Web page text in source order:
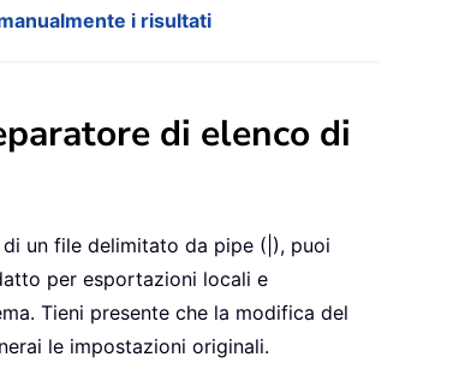
i risultati
di elenco di
un file delimitato da pipe (|), puoi
per esportazioni locali e
Tieni presente che la modifica del
le impostazioni originali.